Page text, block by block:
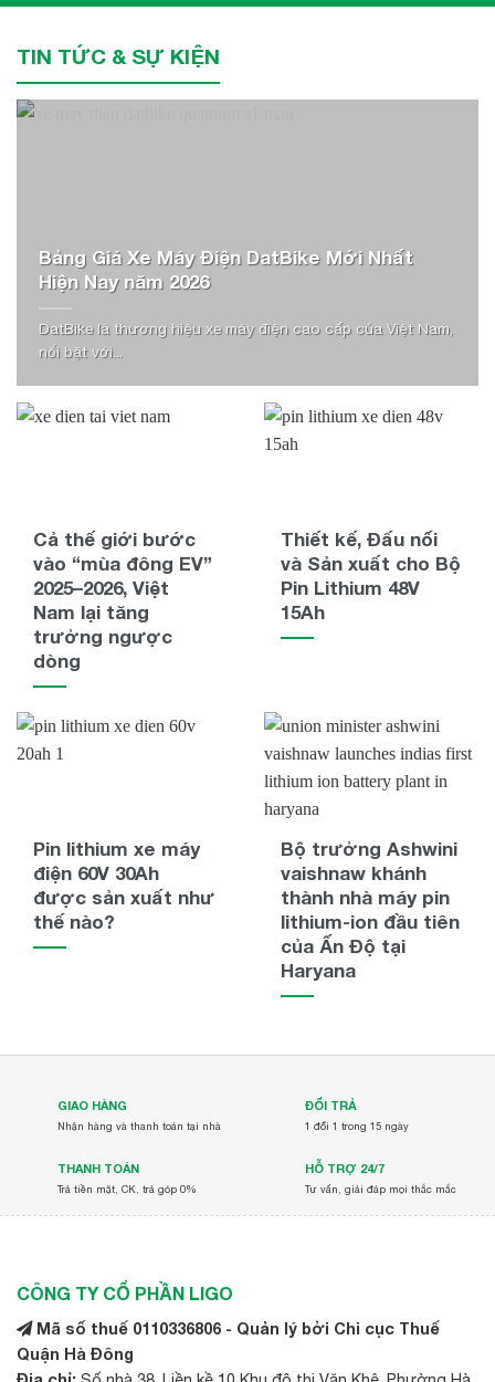
TIN TỨC & SỰ KIỆN
Bảng Giá Xe Máy Điện DatBike Mới Nhất
Hiện Nay năm 2026
DatBike là thương hiệu xe máy điện cao cấp của Việt Nam,
nổi bật với...
Cả thế giới bước
vào “mùa đông EV”
2025–2026, Việt
Nam lại tăng
trưởng ngược
dòng
Thiết kế, Đấu nối
và Sản xuất cho Bộ
Pin Lithium 48V
15Ah
Pin lithium xe máy
điện 60V 30Ah
được sản xuất như
thế nào?
Bộ trưởng Ashwini
vaishnaw khánh
thành nhà máy pin
lithium-ion đầu tiên
của Ấn Độ tại
Haryana
GIAO HÀNG
Nhận hàng và thanh toán tại nhà
ĐỔI TRẢ
1 đổi 1 trong 15 ngày
THANH TOÁN
Trả tiền mặt, CK, trả góp 0%
HỖ TRỢ 24/7
Tư vấn, giải đáp mọi thắc mắc
CÔNG TY CỔ PHẦN LIGO
Mã số thuế 0110336806 - Quản lý bởi Chi cục Thuế
Quận Hà Đông